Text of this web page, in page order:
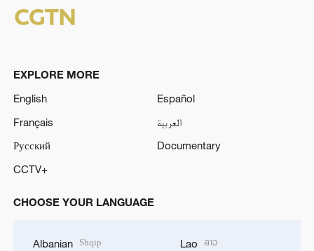
EXPLORE MORE
English
Español
Français
العربية
Русский
Documentary
CCTV+
CHOOSE YOUR LANGUAGE
Albanian Shqip Lao ລາວ